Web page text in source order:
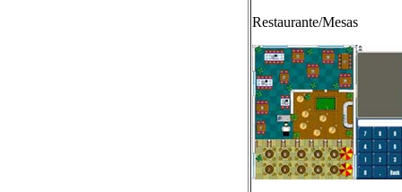
Restaurante/Mesas